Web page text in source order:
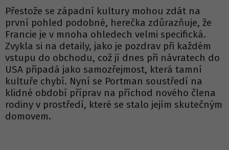
Přestože se západní kultury mohou zdát na
první pohled podobné, herečka zdůrazňuje, že
Francie je v mnoha ohledech velmi specifická.
Zvykla si na detaily, jako je pozdrav při každém
vstupu do obchodu, což jí dnes při návratech do
USA připadá jako samozřejmost, která tamní
kultuře chybí. Nyní se Portman soustředí na
klidné období příprav na příchod nového člena
rodiny v prostředí, které se stalo jejím skutečným
domovem.